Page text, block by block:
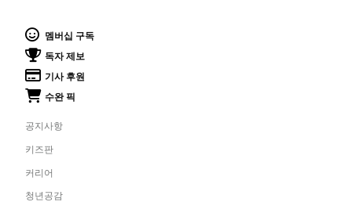
멤버십 구독
독자 제보
기사 후원
수완 픽
공지사항
키즈판
커리어
청년공감